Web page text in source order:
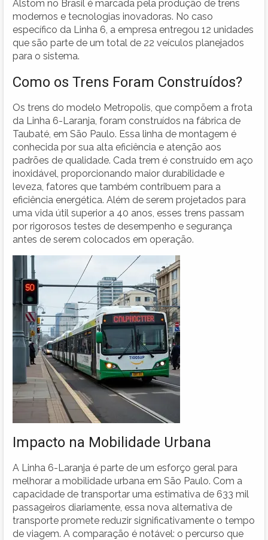
Alstom no Brasil é marcada pela produção de trens
modernos e tecnologias inovadoras. No caso
específico da Linha 6, a empresa entregou 12 unidades
que são parte de um total de 22 veículos planejados
para o sistema.
Como os Trens Foram Construídos?
Os trens do modelo Metropolis, que compõem a frota
da Linha 6-Laranja, foram construídos na fábrica de
Taubaté, em São Paulo. Essa linha de montagem é
conhecida por sua alta eficiência e atenção aos
padrões de qualidade. Cada trem é construído em aço
inoxidável, proporcionando maior durabilidade e
leveza, fatores que também contribuem para a
eficiência energética. Além de serem projetados para
uma vida útil superior a 40 anos, esses trens passam
por rigorosos testes de desempenho e segurança
antes de serem colocados em operação.
Impacto na Mobilidade Urbana
A Linha 6-Laranja é parte de um esforço geral para
melhorar a mobilidade urbana em São Paulo. Com a
capacidade de transportar uma estimativa de 633 mil
passageiros diariamente, essa nova alternativa de
transporte promete reduzir significativamente o tempo
de viagem. A comparação é notável: o percurso que